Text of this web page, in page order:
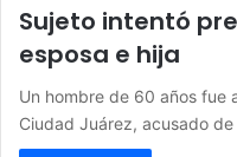
Sujeto intentó
esposa e hija
Un hombre de 60 años fue
Ciudad Juárez, acusado